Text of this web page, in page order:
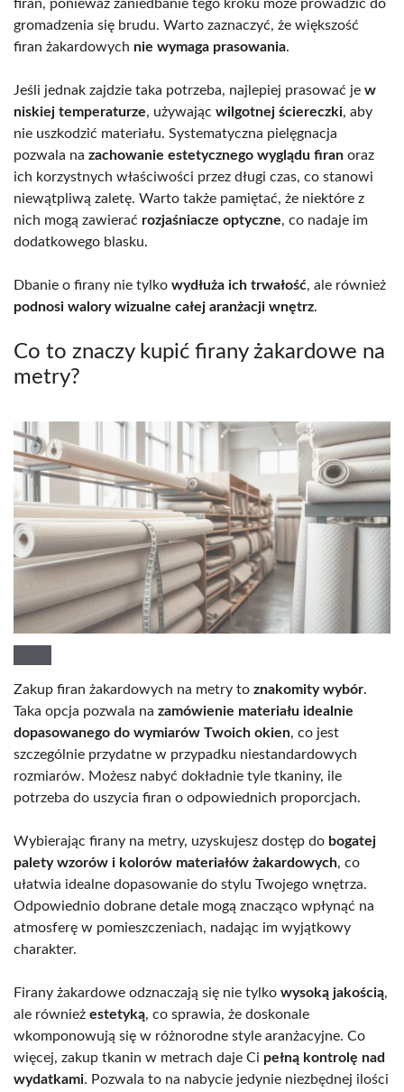
firan, ponieważ zaniedbanie tego kroku może prowadzić do
gromadzenia się brudu. Warto zaznaczyć, że większość
firan żakardowych nie wymaga prasowania.
Jeśli jednak zajdzie taka potrzeba, najlepiej prasować je w
niskiej temperaturze, używając wilgotnej ściereczki, aby
nie uszkodzić materiału. Systematyczna pielęgnacja
pozwala na zachowanie estetycznego wyglądu firan oraz
ich korzystnych właściwości przez długi czas, co stanowi
niewątpliwą zaletę. Warto także pamiętać, że niektóre z
nich mogą zawierać rozjaśniacze optyczne, co nadaje im
dodatkowego blasku.
Dbanie o firany nie tylko wydłuża ich trwałość, ale również
podnosi walory wizualne całej aranżacji wnętrz.
Co to znaczy kupić firany żakardowe na
metry?
Zakup firan żakardowych na metry to znakomity wybór.
Taka opcja pozwala na zamówienie materiału idealnie
dopasowanego do wymiarów Twoich okien, co jest
szczególnie przydatne w przypadku niestandardowych
rozmiarów. Możesz nabyć dokładnie tyle tkaniny, ile
potrzeba do uszycia firan o odpowiednich proporcjach.
Wybierając firany na metry, uzyskujesz dostęp do bogatej
palety wzorów i kolorów materiałów żakardowych, co
ułatwia idealne dopasowanie do stylu Twojego wnętrza.
Odpowiednio dobrane detale mogą znacząco wpłynąć na
atmosferę w pomieszczeniach, nadając im wyjątkowy
charakter.
Firany żakardowe odznaczają się nie tylko wysoką jakością,
ale również estetyką, co sprawia, że doskonale
wkomponowują się w różnorodne style aranżacyjne. Co
więcej, zakup tkanin w metrach daje Ci pełną kontrolę nad
wydatkami. Pozwala to na nabycie jedynie niezbędnej ilości